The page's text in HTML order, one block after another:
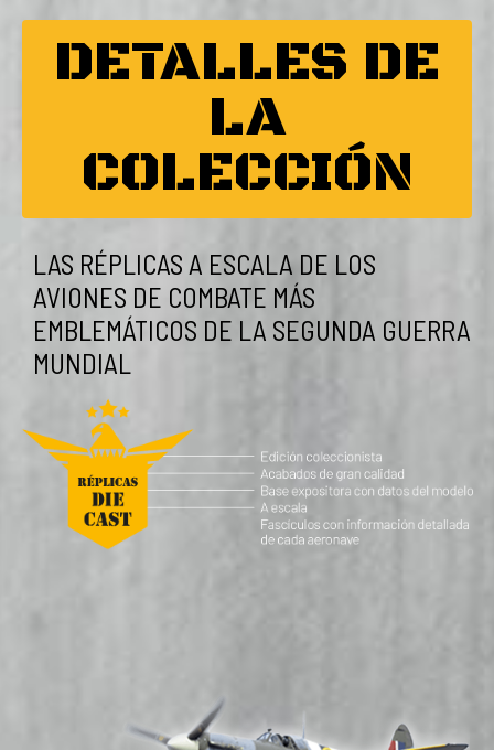
DETALLES DE
LA
COLECCIÓN
LAS RÉPLICAS A ESCALA DE LOS
AVIONES DE COMBATE MÁS
EMBLEMÁTICOS DE LA SEGUNDA GUERRA
MUNDIAL